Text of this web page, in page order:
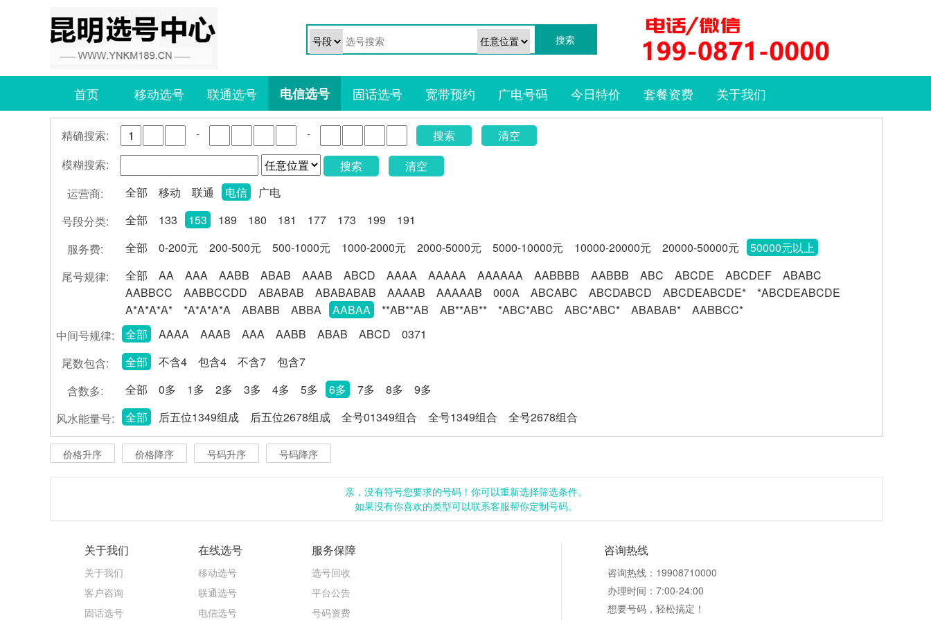
首页 移动选号 联通选号 电信选号 固话选号 宽带预约 广电号码 今日特价 套餐资费 关于我们
精确搜索: - - 搜索
清空
模糊搜索:
搜索
清空
运营商:
全部 移动 联通 电信
广电
号段分类:
全部 133 153 189 180 181 177 173 199
191
服务费:
全部 0-200元 200-500元 500-1000元 1000-2000元 2000-5000元 5000-10000元 10000-20000元 20000-50000元
50000元以上
尾号规律:
全部 AA AAA AABB ABAB AAAB ABCD AAAA AAAAA AAAAAA AABBBB AABBB ABC ABCDE ABCDEF
ABABC
AABBCC
AABBCCDD ABABAB ABABABAB AAAAB AAAAAB 000A ABCABC ABCDABCD ABCDEABCDE*
*ABCDEABCDE
A*A*A*A*
*A*A*A*A ABABB ABBA AABAA **AB**AB AB**AB** *ABC*ABC ABC*ABC* ABABAB*
AABBCC*
中间号规律:
全部 AAAA AAAB AAA AABB ABAB ABCD
0371
尾数包含:
全部 不含4 包含4 不含7
包含7
含数多:
全部 0多 1多 2多 3多 4多 5多 6多 7多 8多
9多
风水能量号:
全部 后五位1349组成 后五位2678组成 全号01349组合 全号1349组合 全号2678组合
价格升序 价格降序 号码升序 号码降序
亲，没有符号您要求的号码！你可以重新选择筛选条件。
如果没有你喜欢的类型可以联系客服帮你定制号码。
关于我们
关于我们
客户咨询
固话选号
在线选号
移动选号
联通选号
电信选号
服务保障
选号回收
平台公告
号码资费
咨询热线
咨询热线：19908710000
办理时间：7:00-24:00
想要号码，轻松搞定！